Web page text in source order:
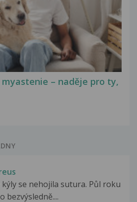
– naděje pro ty,
se nehojila sutura. Půl roku
bezvýsledně....